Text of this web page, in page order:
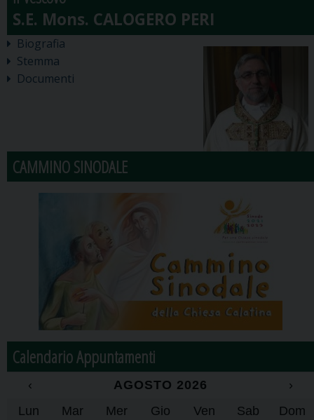
Biografia
Stemma
Documenti
CAMMINO SINODALE
Calendario Appuntamenti
‹ AGOSTO 2026
›
Lun
Mar Mer Gio Ven Sab Dom